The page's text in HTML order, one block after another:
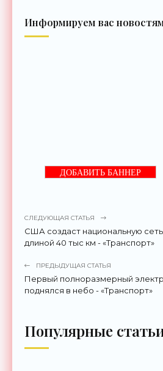
Информируем вас
ДОБАВИТЬ БАННЕР
СЛЕДУЮЩАЯ СТАТЬЯ
США создаст национальную
длиной 40 тыс км - «Транспорт»
ПРЕДЫДУЩАЯ СТАТЬЯ
Первый полноразмерный
поднялся в небо - «Транспорт»
Популярные